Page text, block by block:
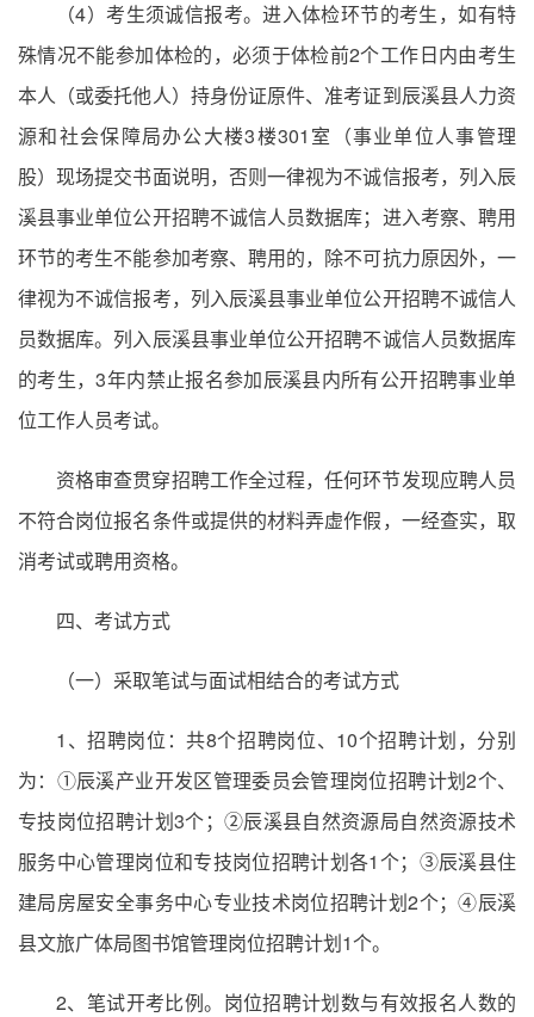
（4）考生须诚信报考。进入体检环节的考生，如有特
殊情况不能参加体检的，必须于体检前2个工作日内由考生
本人（或委托他人）持身份证原件、准考证到辰溪县人力资
源和社会保障局办公大楼3楼301室（事业单位人事管理
股）现场提交书面说明，否则一律视为不诚信报考，列入辰
溪县事业单位公开招聘不诚信人员数据库；进入考察、聘用
环节的考生不能参加考察、聘用的，除不可抗力原因外，一
律视为不诚信报考，列入辰溪县事业单位公开招聘不诚信人
员数据库。列入辰溪县事业单位公开招聘不诚信人员数据库
的考生，3年内禁止报名参加辰溪县内所有公开招聘事业单
位工作人员考试。
资格审查贯穿招聘工作全过程，任何环节发现应聘人员
不符合岗位报名条件或提供的材料弄虚作假，一经查实，取
消考试或聘用资格。
四、考试方式
（一）采取笔试与面试相结合的考试方式
1、招聘岗位：共8个招聘岗位、10个招聘计划，分别
为：①辰溪产业开发区管理委员会管理岗位招聘计划2个、
专技岗位招聘计划3个；②辰溪县自然资源局自然资源技术
服务中心管理岗位和专技岗位招聘计划各1个；③辰溪县住
建局房屋安全事务中心专业技术岗位招聘计划2个；④辰溪
县文旅广体局图书馆管理岗位招聘计划1个。
2、笔试开考比例。岗位招聘计划数与有效报名人数的